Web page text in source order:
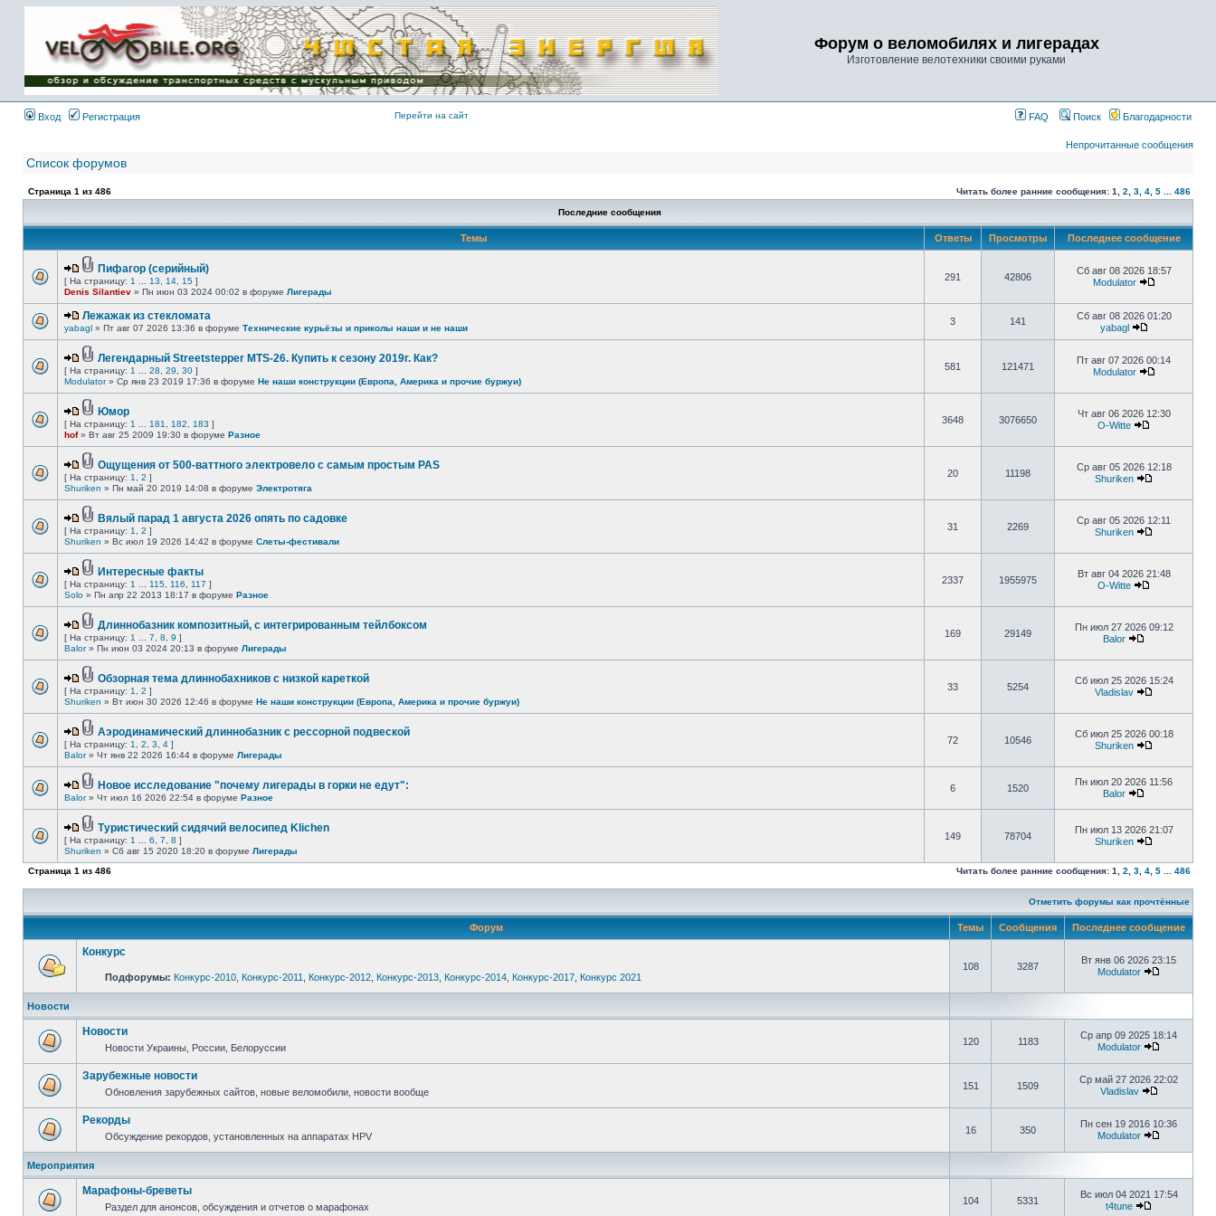
Имя пользователя:
Пароль:
{ LOG_ME_IN_SHORT
}
Форум о веломобилях и лигерадах
Изготовление велотехники своими руками
Вход Регистрация Перейти на сайт FAQ Поиск Благодарности
Непрочитанные сообщения
Список форумов
Страница 1 из 486 Читать более ранние сообщения: 1 2 3 4 5 486
Последние сообщения
Темы Ответы Просмотры Последнее сообщение
Пифагор (серийный)
[ На страницу: 1 13 14 15 ]
Denis Silantiev » Пн июн 03 2024 00:02 в форуме Лигерады
291 42806
Сб авг 08 2026 18:57
Modulator
Лежажак из стекломата
yabagl » Пт авг 07 2026 13:36 в форуме Технические курьёзы и приколы наши и не наши
3 141
Сб авг 08 2026 01:20
yabagl
Легендарный Streetstepper MTS-26. Купить к сезону 2019г. Как?
[ На страницу: 1 28 29 30 ]
Modulator» Ср янв 23 2019 17:36 в форуме Не наши конструкции (Европа, Америка и прочие буржуи)
581 121471
Пт авг 07 2026 00:14
Modulator
Юмор
[ На страницу: 1 181 182 183 ]
hof» Вт авг 25 2009 19:30 в форуме Разное
3648 3076650
Чт авг 06 2026 12:30
O-Witte
Ощущения от 500-ваттного электровело с самым простым PAS
[ На страницу: 1 2 ]
Shuriken » Пн май 20 2019 14:08 в форуме Электротяга
20 11198
Ср авг 05 2026 12:18
Shuriken
Вялый парад 1 августа 2026 опять по садовке
[ На страницу: 1 2 ]
Shuriken » Вс июл 19 2026 14:42 в форуме Слеты-фестивали
31 2269
Ср авг 05 2026 12:11
Shuriken
Интересные факты
[ На страницу: 1 115 116 117 ]
Solo » Пн апр 22 2013 18:17 в форуме Разное
2337 1955975
Вт авг 04 2026 21:48
O-Witte
Длиннобазник композитный, с интегрированным тейлбоксом
[ На страницу: 1 7 8 9 ]
Balor» Пн июн 03 2024 20:13 в форуме Лигерады
169 29149
Пн июл 27 2026 09:12
Balor
Обзорная тема длиннобахников с низкой кареткой
[ На страницу: 1 2 ]
Shuriken » Вт июн 30 2026 12:46 в форуме Не наши конструкции (Европа, Америка и прочие буржуи)
33 5254
Сб июл 25 2026 15:24
Vladislav
Аэродинамический длиннобазник с рессорной подвеской
[ На страницу: 1 2 3 4 ]
Balor» Чт янв 22 2026 16:44 в форуме Лигерады
72 10546
Сб июл 25 2026 00:18
Shuriken
Новое исследование "почему лигерады в горки не едут":
Balor» Чт июл 16 2026 22:54 в форуме Разное
6 1520
Пн июл 20 2026 11:56
Balor
Туристический сидячий велосипед Klichen
[ На страницу: 1 6 7 8 ]
Shuriken » Сб авг 15 2020 18:20 в форуме Лигерады
149 78704
Пн июл 13 2026 21:07
Shuriken
Страница 1 из 486 Читать более ранние сообщения: 1 2 3 4 5 486
Отметить форумы как прочтённые
Форум Темы Сообщения Последнее сообщение
Конкурс
Подфорумы: Конкурс-2010 Конкурс-2011 Конкурс-2012 Конкурс-2013 Конкурс-2014 Конкурс-2017 Конкурс 2021
108 3287
Вт янв 06 2026 23:15
Modulator
Новости
Новости
Новости Украины, России, Белоруссии
120 1183
Ср апр 09 2025 18:14
Modulator
Зарубежные новости
Обновления зарубежных сайтов, новые веломобили, новости вообще
151 1509
Ср май 27 2026 22:02
Vladislav
Рекорды
Обсуждение рекордов, установленных на аппаратах HPV
16 350
Пн сен 19 2016 10:36
Modulator
Мероприятия
Марафоны-бреветы
Раздел для анонсов, обсуждения и отчетов о марафонах
104 5331
Вс июл 04 2021 17:54
t4tune